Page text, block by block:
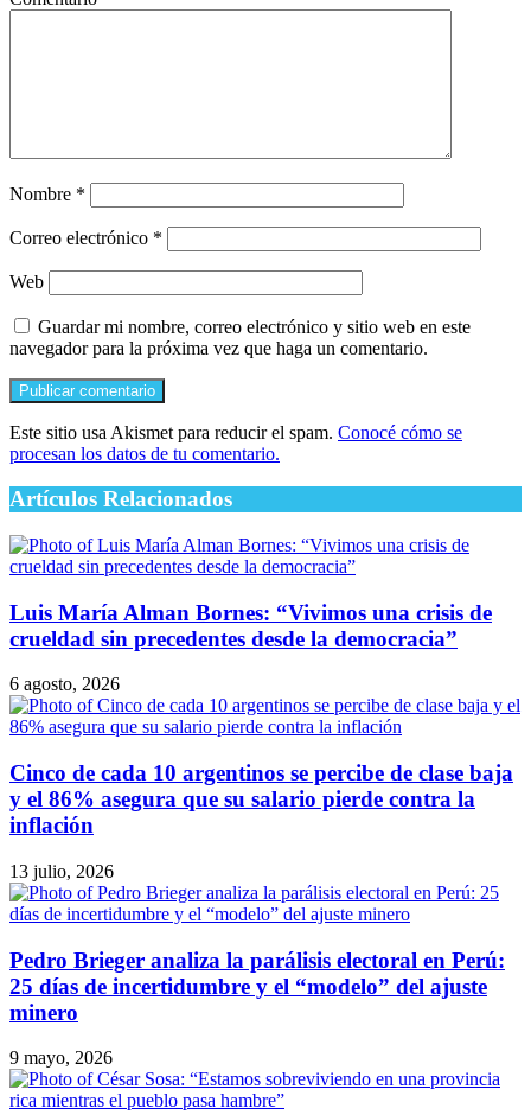
Nombre *
Correo electrónico *
Web
Guardar mi nombre, correo electrónico y sitio web en este
navegador para la próxima vez que haga un comentario.
Este sitio usa Akismet para reducir el spam. Conocé cómo se
procesan los datos de tu comentario.
Artículos Relacionados
Luis María Alman Bornes: “Vivimos una crisis de
crueldad sin precedentes desde la democracia”
6 agosto, 2026
Cinco de cada 10 argentinos se percibe de clase baja
y el 86% asegura que su salario pierde contra la
inflación
13 julio, 2026
Pedro Brieger analiza la parálisis electoral en Perú:
25 días de incertidumbre y el “modelo” del ajuste
minero
9 mayo, 2026